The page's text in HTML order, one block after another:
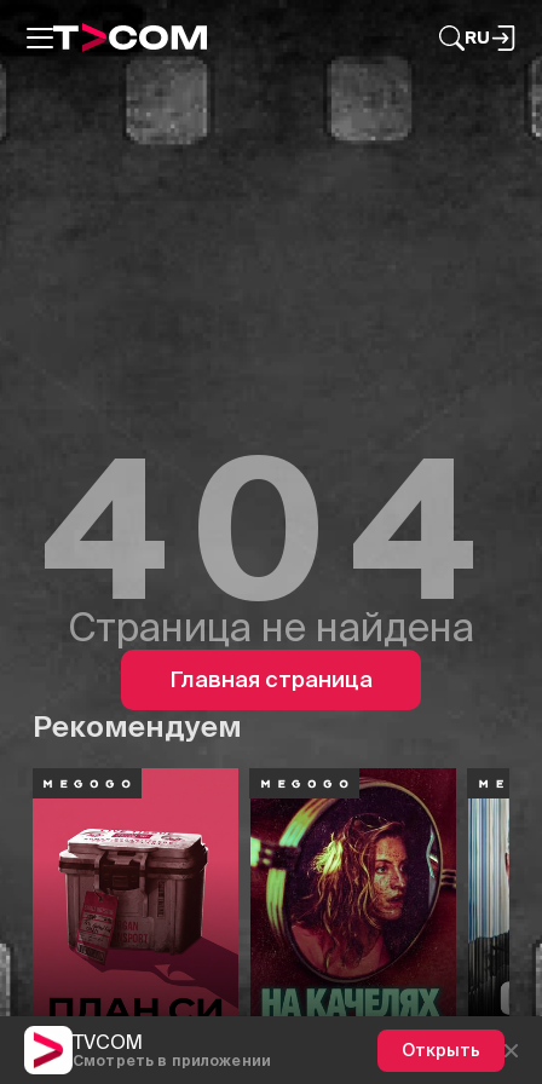
RU
TVCOM
Смотреть в приложении
Открыть
404
Страница не найдена
Главная страница
Рекомендуем
На качелях